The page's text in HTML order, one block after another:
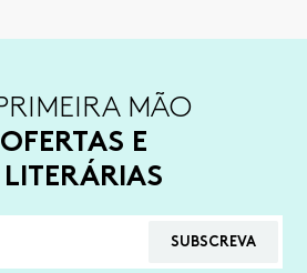
MÃO
E
SUBSCREVA